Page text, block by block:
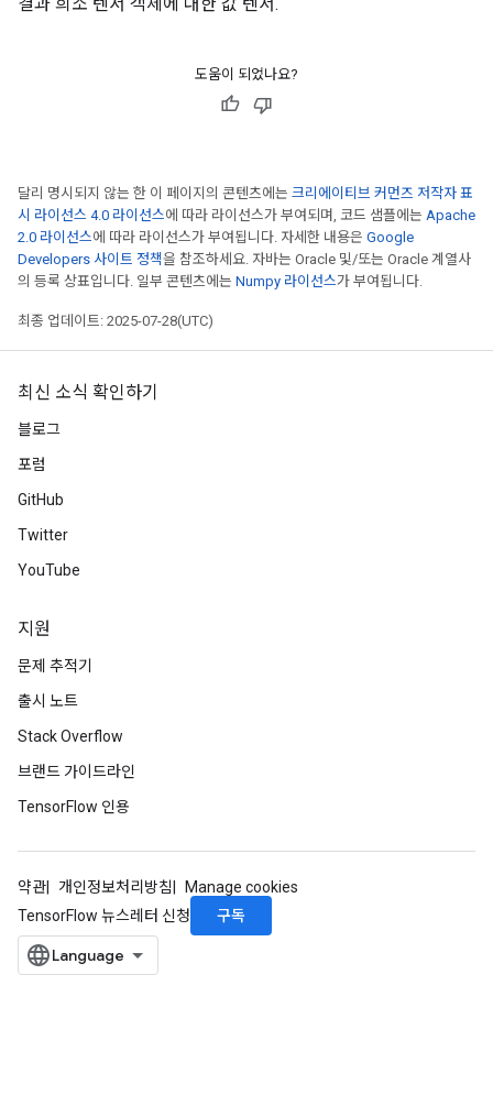
도움이 되었나요?
달리 명시되지 않는 한 이 페이지의 콘텐츠에는 크리에이티브 커먼즈 저작자 표
시 라이선스 4.0 라이선스에 따라 라이선스가 부여되며, 코드 샘플에는 Apache
2.0 라이선스에 따라 라이선스가 부여됩니다. 자세한 내용은 Google
Developers 사이트 정책을 참조하세요. 자바는 Oracle 및/또는 Oracle 계열사
의 등록 상표입니다. 일부 콘텐츠에는 Numpy 라이선스가 부여됩니다.
최종 업데이트: 2025-07-28(UTC)
최신 소식 확인하기
블로그
포럼
GitHub
Twitter
YouTube
지원
문제 추적기
출시 노트
Stack Overflow
브랜드 가이드라인
TensorFlow 인용
약관 개인정보처리방침
Manage cookies
TensorFlow 뉴스레터 신청
구독